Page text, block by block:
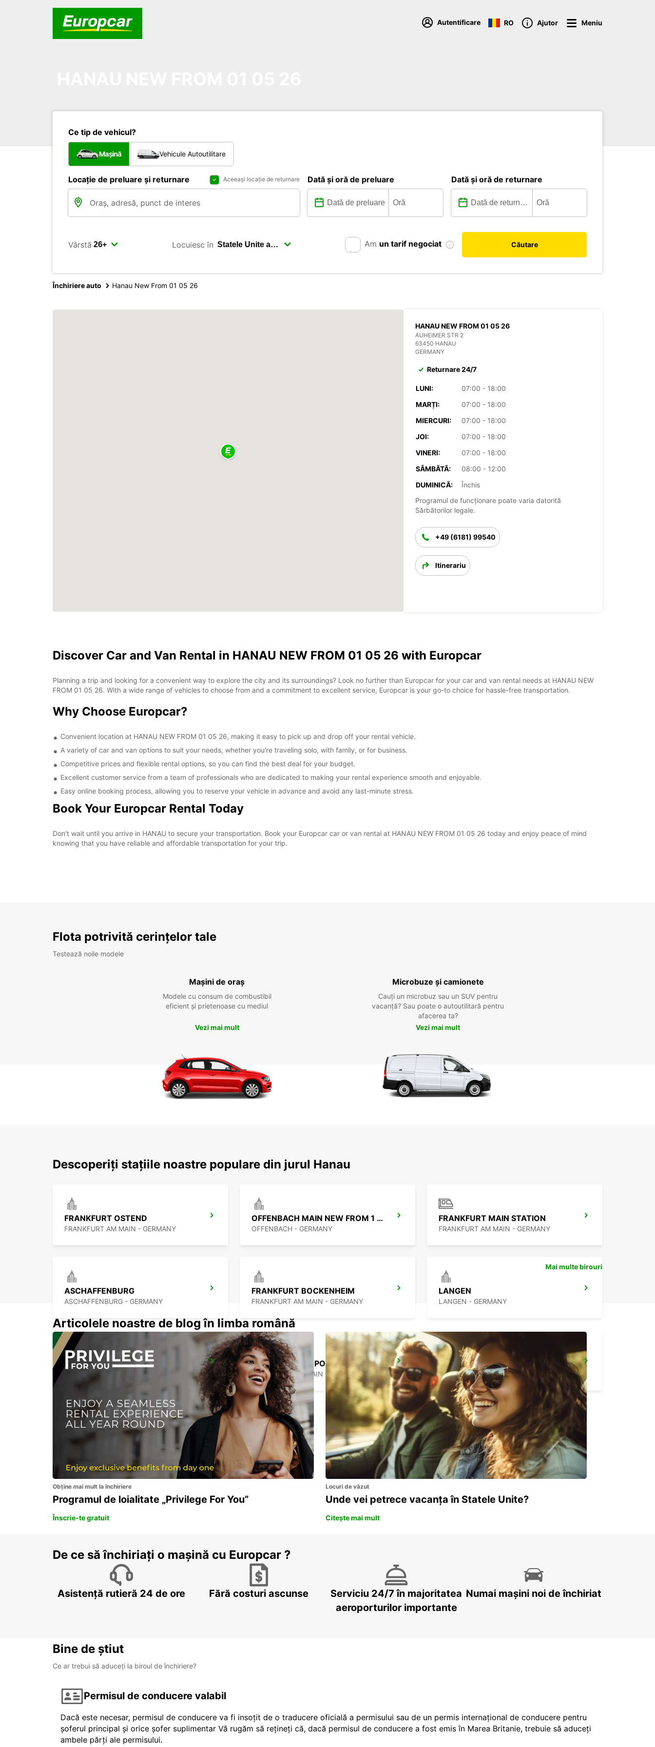
Autentificare RO Ajutor Meniu
Ce tip de vehicul?
Mașină Vehicule Autoutilitare
Locație de preluare și returnare Aceeași locație de returnare Dată și oră de preluare Dată și oră de returnare
Vârstă Locuiesc în Am un tarif negociat Căutare
Închiriere auto Hanau New From 01 05 26
HANAU NEW FROM 01 05 26
AUHEIMER STR 2
63450 HANAU
GERMANY
Returnare 24/7
LUNI:
07:00 - 18:00
MARȚI:
07:00 - 18:00
MIERCURI:
07:00 - 18:00
JOI:
07:00 - 18:00
VINERI:
07:00 - 18:00
SÂMBĂTĂ:
08:00 - 12:00
DUMINICĂ:
Închis
Programul de funcționare poate varia datorită
Sărbătorilor legale.
+49 (6181) 99540
Itinerariu
Discover Car and Van Rental in HANAU NEW FROM 01 05 26 with Europcar
Planning a trip and looking for a convenient way to explore the city and its surroundings? Look no further than Europcar for your car and van rental needs at HANAU NEW
FROM 01 05 26. With a wide range of vehicles to choose from and a commitment to excellent service, Europcar is your go-to choice for hassle-free transportation.
Why Choose Europcar?
Convenient location at HANAU NEW FROM 01 05 26, making it easy to pick up and drop off your rental vehicle.
A variety of car and van options to suit your needs, whether you're traveling solo, with family, or for business.
Competitive prices and flexible rental options, so you can find the best deal for your budget.
Excellent customer service from a team of professionals who are dedicated to making your rental experience smooth and enjoyable.
Easy online booking process, allowing you to reserve your vehicle in advance and avoid any last-minute stress.
Book Your Europcar Rental Today
Don't wait until you arrive in HANAU to secure your transportation. Book your Europcar car or van rental at HANAU NEW FROM 01 05 26 today and enjoy peace of mind
knowing that you have reliable and affordable transportation for your trip.
Flota potrivită cerințelor tale
Testează noile modele
Mașini de oraș
Modele cu consum de combustibil
eficient și prietenoase cu mediul
Vezi mai mult
Microbuze și camionete
Cauți un microbuz sau un SUV pentru
vacanță? Sau poate o autoutilitară pentru
afacerea ta?
Vezi mai mult
Descoperiți stațiile noastre populare din jurul Hanau
FRANKFURT OSTEND
FRANKFURT AM MAIN - GERMANY
OFFENBACH MAIN NEW FROM 1 8 26
OFFENBACH - GERMANY
FRANKFURT MAIN STATION
FRANKFURT AM MAIN - GERMANY
ASCHAFFENBURG
ASCHAFFENBURG - GERMANY
FRANKFURT BOCKENHEIM
FRANKFURT AM MAIN - GERMANY
LANGEN
LANGEN - GERMANY
BAD HOMBURG
BAD HOMBURG - GERMANY
FRANKFURT AIRPORT TERMINAL 3
FRANKFURT AM MAIN - GERMANY
FRIEDBERG
FRIEDBERG - GERMANY
Mai multe birouri
Articolele noastre de blog în limba română
Obține mai mult la închiriere
Programul de loialitate „Privilege For You”
Înscrie-te gratuit
Locuri de văzut
Unde vei petrece vacanța în Statele Unite?
Citește mai mult
De ce să închiriați o mașină cu Europcar ?
Asistență rutieră 24 de ore Fără costuri ascunse
Serviciu 24/7 în majoritatea
aeroporturilor importante
Numai mașini noi de închiriat
Bine de știut
Ce ar trebui să aduceți la biroul de închiriere?
Permisul de conducere valabil
Dacă este necesar, permisul de conducere va fi insoțit de o traducere oficială a permisului sau de un permis internațional de conducere pentru
șoferul principal și orice șofer suplimentar Vă rugăm să rețineți că, dacă permisul de conducere a fost emis în Marea Britanie, trebuie să aduceți
ambele părți ale permisului.